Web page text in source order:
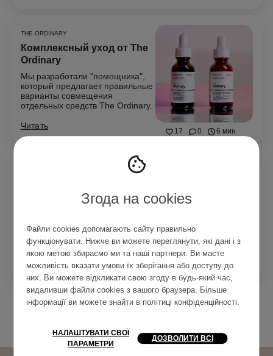
Згода на cookies
Файли cookies допомагають сайту правильно
функціонувати. Нижче ви можете переглянути, які дані і з
якою метою збираємо ми та наші партнери. Ви маєте
можливість вказати умови їх зберігання або доступу до
них. Ви можете відкликати свою згоду в будь-який час,
видаливши файли cookies з вашого браузера. Більше
інформації ви можете знайти в політиці конфіденційності.
НАЛАШТУВАТИ СВОЇ
ПАРАМЕТРИ
ДОЗВОЛИТИ ВСІ
17 0 6 мин
THE ORDINARY
Комплексный уход от The
Ordinary
Мы разработали "помощника",
который предлагает правильные
варианты совмещения
отдельных средств The Ordinary.
Читать
6 0 4 мин
кислотах The Ordinary?
подходит?" "Могу ли я
использовать этот...